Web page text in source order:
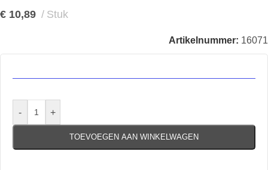
€ 10,89 Stuk
Artikelnummer: 16071
- +
TOEVOEGEN AAN WINKELWAGEN